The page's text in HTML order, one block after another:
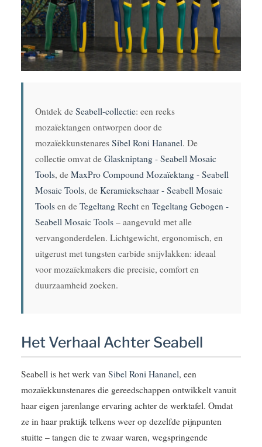
Ontdek de Seabell-collectie: een reeks
mozaïektangen ontworpen door de
mozaïekkunstenares Sibel Roni Hananel. De
collectie omvat de Glaskniptang - Seabell Mosaic
Tools, de MaxPro Compound Mozaïektang - Seabell
Mosaic Tools, de Keramiekschaar - Seabell Mosaic
Tools en de Tegeltang Recht en Tegeltang Gebogen -
Seabell Mosaic Tools – aangevuld met alle
vervangonderdelen. Lichtgewicht, ergonomisch, en
uitgerust met tungsten carbide snijvlakken: ideaal
voor mozaïekmakers die precisie, comfort en
duurzaamheid zoeken.
Het Verhaal Achter Seabell
Seabell is het werk van Sibel Roni Hananel, een
mozaïekkunstenares die gereedschappen ontwikkelt vanuit
haar eigen jarenlange ervaring achter de werktafel. Omdat
ze in haar praktijk telkens weer op dezelfde pijnpunten
stuitte – tangen die te zwaar waren, wegspringende